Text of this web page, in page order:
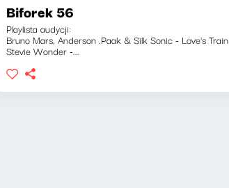
Biforek 56
Playlista audycji:
Bruno Mars, Anderson .Paak & Silk Sonic - Love's Train
Stevie Wonder -...